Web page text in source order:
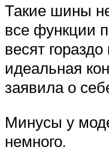
Такие шины
все функции
весят
идеальная
заявила о
Минусы у
немного.